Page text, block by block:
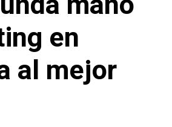
en
al mejor